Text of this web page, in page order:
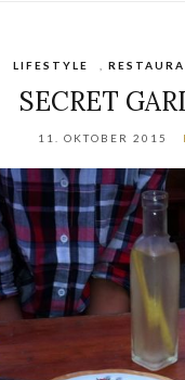
LIFESTYLE ,
SECRET
11. OKTOBER 2015